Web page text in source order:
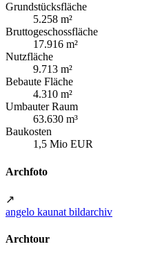
Grundstücksfläche
5.258 m²
Bruttogeschossfläche
17.916 m²
Nutzfläche
9.713 m²
Bebaute Fläche
4.310 m²
Umbauter Raum
63.630 m³
Baukosten
1,5 Mio EUR
Archfoto
↗
angelo kaunat bildarchiv
Archtour